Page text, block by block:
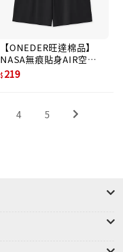
【ONEDER旺達棉品】
NASA無痕貼身AIR空氣
褲/ 航太-黑/ M
219
4 5